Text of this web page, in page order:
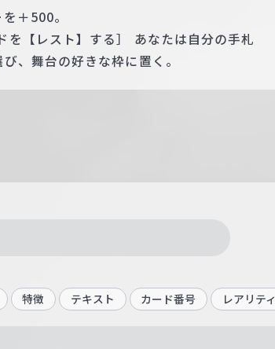
＋500。
を【レスト】する］ あなたは自分の手札
、舞台の好きな枠に置く。
特徴 テキスト カード番号 レアリティ